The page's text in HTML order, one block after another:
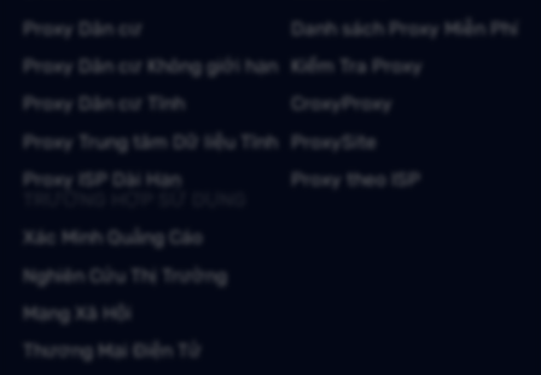
Proxy Dân cư
Proxy Dân cư Không giới hạn
Proxy Dân cư Tĩnh
Proxy Trung tâm Dữ liệu Tĩnh
Proxy ISP Dài Hạn
Danh sách Proxy Miễn Phí
Kiểm Tra Proxy
CroxyProxy
ProxySite
Proxy theo ISP
Xác Minh Quảng Cáo
Nghiên Cứu Thị Trường
Mạng Xã Hội
Thương Mại Điện Tử